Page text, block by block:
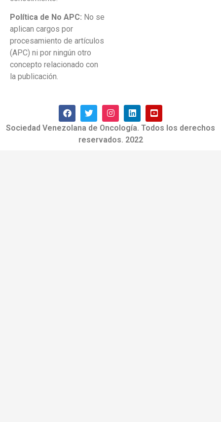
Política de No APC: No se
aplican cargos por
procesamiento de artículos
(APC) ni por ningún otro
concepto relacionado con
la publicación.
Sociedad Venezolana de Oncología. Todos los derechos
reservados. 2022